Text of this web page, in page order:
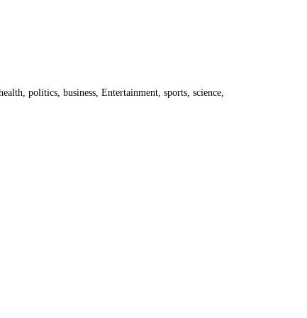
politics, business, Entertainment, sports, science,